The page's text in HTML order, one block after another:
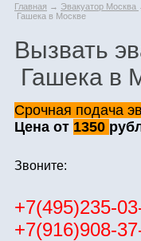
Главная → Эвакуатор Москва
Гашека в Москве
Вызвать
Гашека в
Срочная подача
Цена от 1350
Звоните:
+7(495)235-
+7(916)908-